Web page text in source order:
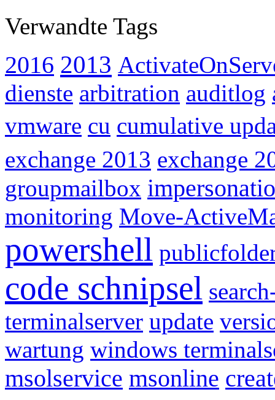
Verwandte Tags
2016 2013
dienste arbitration auditlog
vmware cu cumulative
exchange 2013 exchange
groupmailbox
monitoring Move-
powershell
code schnipsel
terminalserver update
wartung windows
msolservice msonline